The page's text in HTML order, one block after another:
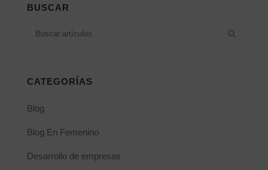
BUSCAR
CATEGORÍAS
Blog
Blog En Femenino
Desarrollo de empresas